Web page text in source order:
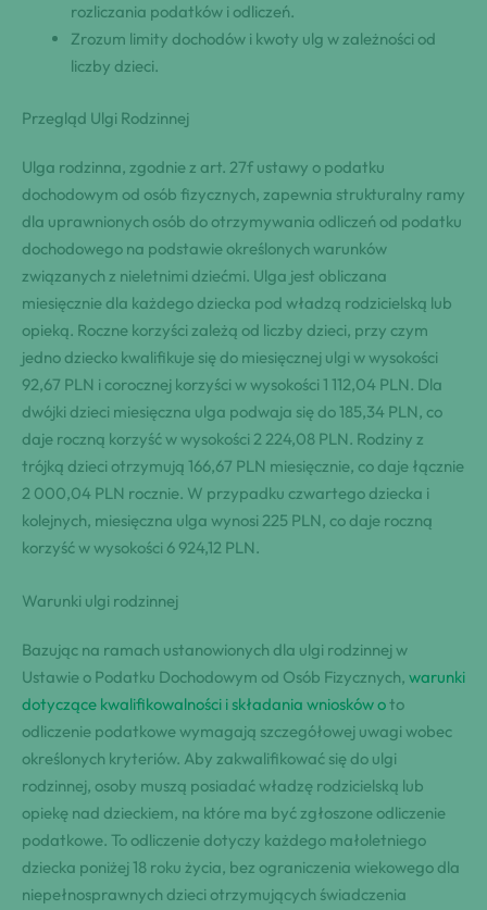
rozliczania podatków i odliczeń.
Zrozum limity dochodów i kwoty ulg w zależności od
liczby dzieci.
Przegląd Ulgi Rodzinnej
Ulga rodzinna, zgodnie z art. 27f ustawy o podatku
dochodowym od osób fizycznych, zapewnia strukturalny ramy
dla uprawnionych osób do otrzymywania odliczeń od podatku
dochodowego na podstawie określonych warunków
związanych z nieletnimi dziećmi. Ulga jest obliczana
miesięcznie dla każdego dziecka pod władzą rodzicielską lub
opieką. Roczne korzyści zależą od liczby dzieci, przy czym
jedno dziecko kwalifikuje się do miesięcznej ulgi w wysokości
92,67 PLN i corocznej korzyści w wysokości 1 112,04 PLN. Dla
dwójki dzieci miesięczna ulga podwaja się do 185,34 PLN, co
daje roczną korzyść w wysokości 2 224,08 PLN. Rodziny z
trójką dzieci otrzymują 166,67 PLN miesięcznie, co daje łącznie
2 000,04 PLN rocznie. W przypadku czwartego dziecka i
kolejnych, miesięczna ulga wynosi 225 PLN, co daje roczną
korzyść w wysokości 6 924,12 PLN.
Warunki ulgi rodzinnej
Bazując na ramach ustanowionych dla ulgi rodzinnej w
Ustawie o Podatku Dochodowym od Osób Fizycznych, warunki
dotyczące kwalifikowalności i składania wniosków oto
odliczenie podatkowe wymagają szczegółowej uwagi wobec
określonych kryteriów. Aby zakwalifikować się do ulgi
rodzinnej, osoby muszą posiadać władzę rodzicielską lub
opiekę nad dzieckiem, na które ma być zgłoszone odliczenie
podatkowe. To odliczenie dotyczy każdego małoletniego
dziecka poniżej 18 roku życia, bez ograniczenia wiekowego dla
niepełnosprawnych dzieci otrzymujących świadczenia